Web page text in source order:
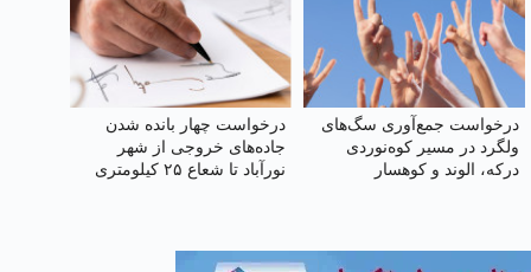
درخواست جمع‌آوری سگ‌های
ولگرد در مسیر کوه‌نوردی
درکه، الوند و کوهسار
درخواست چهار بانده شدن
جاده‌های خروجی از شهر
نورآباد تا شعاع ۲۵ کیلومتری